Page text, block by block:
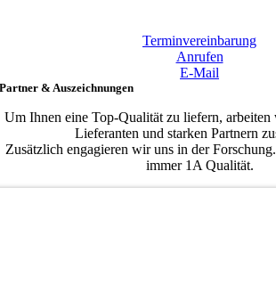
Terminvereinbarung
Anrufen
E-Mail
Partner & Auszeichnungen
Um Ihnen eine Top-Qualität zu liefern, arbeiten
Lieferanten und starken Partnern
Zusätzlich engagieren wir uns in der
immer 1A Qualität.